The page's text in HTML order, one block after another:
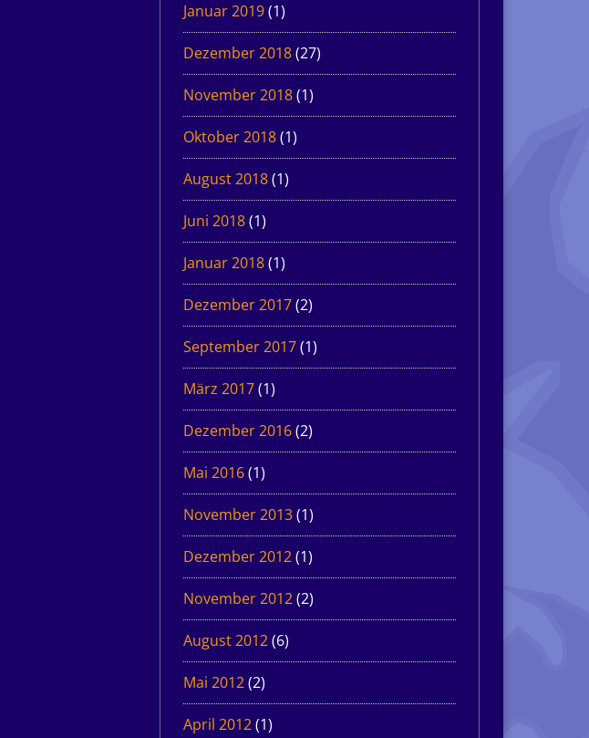
Januar 2019(1)
Dezember 2018(27)
November 2018(1)
Oktober 2018(1)
August 2018(1)
Juni 2018(1)
Januar 2018(1)
Dezember 2017(2)
September 2017(1)
März 2017(1)
Dezember 2016(2)
Mai 2016(1)
November 2013(1)
Dezember 2012(1)
November 2012(2)
August 2012(6)
Mai 2012(2)
April 2012(1)